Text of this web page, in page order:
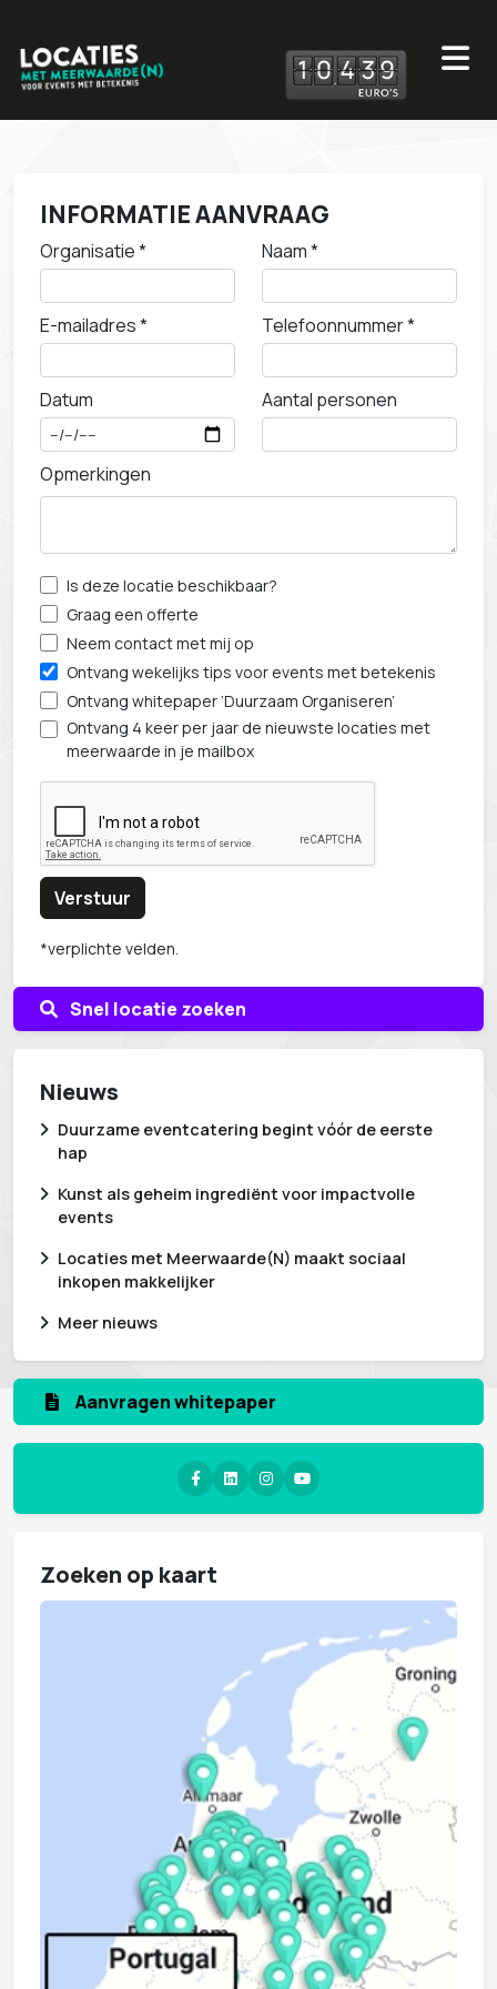
10 439
Snel locatie zoeken
Nieuws
Duurzame eventcatering begint vóór de eerste
hap
Kunst als geheim ingrediënt voor impactvolle
events
Locaties met Meerwaarde(N) maakt sociaal
inkopen makkelijker
Meer nieuws
Aanvragen whitepaper
Zoeken op kaart
INFORMATIE AANVRAAG
Organisatie * Naam *
E-mailadres * Telefoonnummer *
Datum Aantal personen
Opmerkingen
Is deze locatie beschikbaar?
Graag een offerte
Neem contact met mij op
Ontvang wekelijks tips voor events met betekenis
Ontvang whitepaper ‘Duurzaam Organiseren’
Ontvang 4 keer per jaar de nieuwste locaties met
meerwaarde in je mailbox
Verstuur
*verplichte velden.